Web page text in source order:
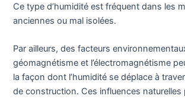
Ce type d’humidité est fréquent dans les
anciennes ou mal isolées.
Par ailleurs, des facteurs
géomagnétisme et l’électromagnétisme
la façon dont l’humidité se déplace à
de construction. Ces influences naturelles